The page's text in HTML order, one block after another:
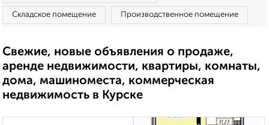
Складское помещение Производственное помещение
Свежие, новые объявления о продаже,
аренде недвижимости, квартиры, комнаты,
дома, машиноместа, коммерческая
недвижимость в Курске